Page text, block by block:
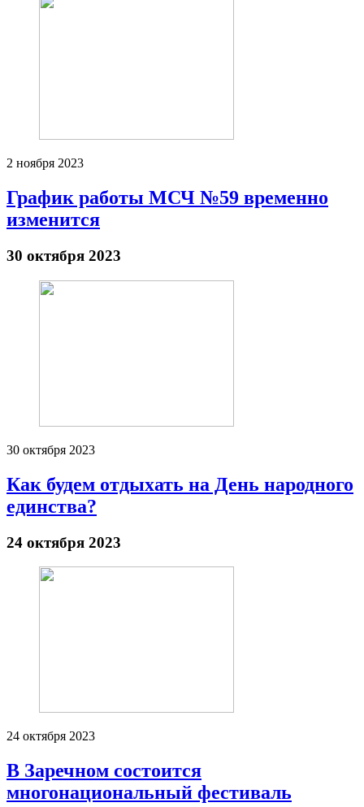
2 ноября 2023
График работы МСЧ №59 временно
изменится
30 октября 2023
30 октября 2023
Как будем отдыхать на День народного
единства?
24 октября 2023
24 октября 2023
В Заречном состоится
многонациональный фестиваль